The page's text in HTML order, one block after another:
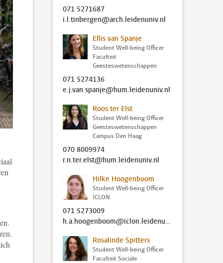
071 5271687
i.l.tinbergen@arch.leidenuniv.nl
Ellis van Spanje
Student Well-being Officer
Faculteit
Geesteswetenschappen
071 5274136
e.j.van.spanje@hum.leidenuniv.nl
Roos ter Elst
Student Well-being Officer
Geesteswetenschappen
Campus Den Haag
070 8009974
r.n.ter.elst@hum.leidenuniv.nl
Hilke Hoogenboom
Student Well-being Officer
ICLON
071 5273009
h.a.hoogenboom@iclon.leidenuniv.nl
Rosalinde Spitters
Student Well-being Officer
Faculteit Sociale